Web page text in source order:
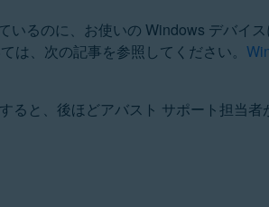
るのに、お使いの Windows デバイ
、次の記事を参照してください。
ると、後ほどアバスト サポート担当